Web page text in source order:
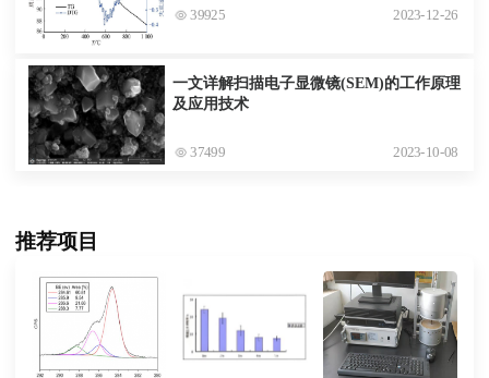
39925 2023-12-26
一文详解扫描电子显微镜(SEM)的工作原理
及应用技术
37499 2023-10-08
推荐项目